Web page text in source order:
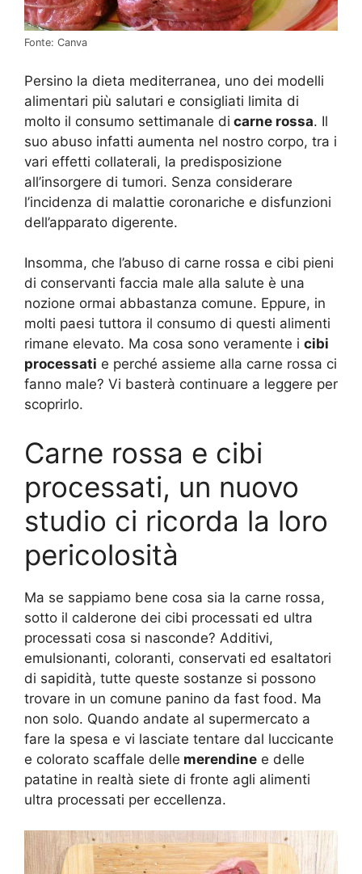
Fonte: Canva
Persino la dieta mediterranea, uno dei modelli
alimentari più salutari e consigliati limita di
molto il consumo settimanale di carne rossa. Il
suo abuso infatti aumenta nel nostro corpo, tra i
vari effetti collaterali, la predisposizione
all’insorgere di tumori. Senza considerare
l’incidenza di malattie coronariche e disfunzioni
dell’apparato digerente.
Insomma, che l’abuso di carne rossa e cibi pieni
di conservanti faccia male alla salute è una
nozione ormai abbastanza comune. Eppure, in
molti paesi tuttora il consumo di questi alimenti
rimane elevato. Ma cosa sono veramente i cibi
processati e perché assieme alla carne rossa ci
fanno male? Vi basterà continuare a leggere per
scoprirlo.
Carne rossa e cibi
processati, un nuovo
studio ci ricorda la loro
pericolosità
Ma se sappiamo bene cosa sia la carne rossa,
sotto il calderone dei cibi processati ed ultra
processati cosa si nasconde? Additivi,
emulsionanti, coloranti, conservati ed esaltatori
di sapidità, tutte queste sostanze si possono
trovare in un comune panino da fast food. Ma
non solo. Quando andate al supermercato a
fare la spesa e vi lasciate tentare dal luccicante
e colorato scaffale delle merendine e delle
patatine in realtà siete di fronte agli alimenti
ultra processati per eccellenza.